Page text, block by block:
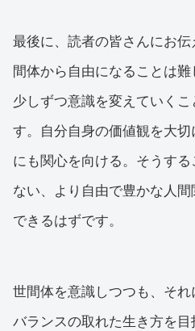
最後に、読者の皆さんにお
間体から自由になることは難
少しずつ意識を変えていく
す。自分自身の価値観を大
にも関心を向ける。そうす
ない、より自由で豊かな人
できるはずです。
世間体を意識しつつも、そ
バランスの取れた生き方を